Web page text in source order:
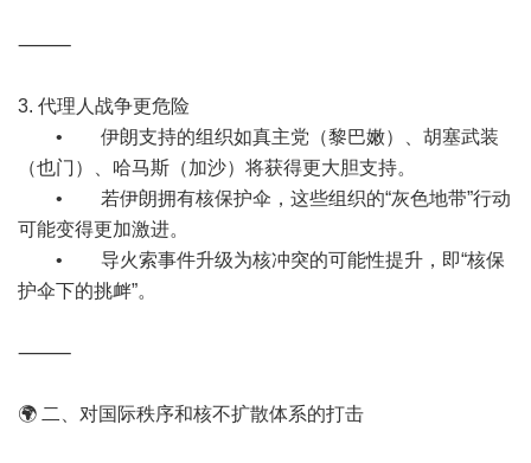
⸻
3. 代理人战争更危险
• 伊朗支持的组织如真主党（黎巴嫩）、胡塞武装
（也门）、哈马斯（加沙）将获得更大胆支持。
• 若伊朗拥有核保护伞，这些组织的“灰色地带”行动
可能变得更加激进。
• 导火索事件升级为核冲突的可能性提升，即“核保
护伞下的挑衅”。
⸻
🌍 二、对国际秩序和核不扩散体系的打击